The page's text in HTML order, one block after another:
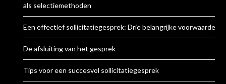
als selectiemethoden
Een effectief sollicitatiegesprek: Drie belangrijke voorwaarden
De afsluiting van het gesprek
Tips voor een succesvol sollicitatiegesprek